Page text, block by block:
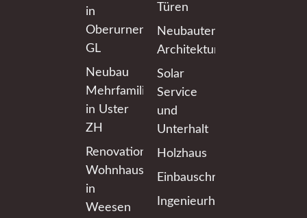
in
Oberurnen
GL
Neubau
Mehrfamilienhaus
in Uster
ZH
Renovation
Wohnhaus
in
Weesen
Türen
Neubauten
Architektur
Solar
Service
und
Unterhalt
Holzhaus
Einbauschränke
Ingenieurholzbau